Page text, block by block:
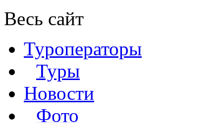
Весь сайт
Туроператоры
Туры
Новости
Фото